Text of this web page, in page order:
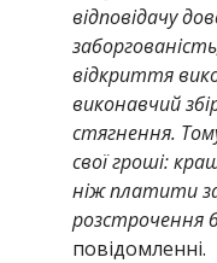
відповідачу
відкриття
виконавчий
стягнення.
свої гроші:
ніж платити
розстрочення
повідомленні.